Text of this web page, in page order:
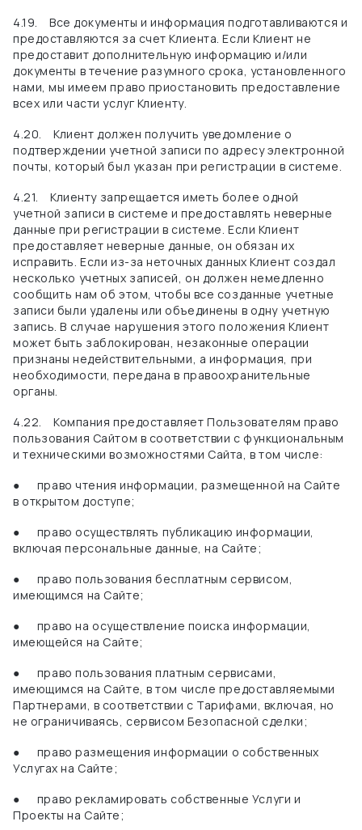
4.19.
Все документы и информация подготавливаются и
предоставляются за счет Клиента. Если Клиент не
предоставит дополнительную информацию и/или
документы в течение разумного срока, установленного
нами, мы имеем право приостановить предоставление
всех или части услуг Клиенту.
4.20.
Клиент должен получить уведомление о
подтверждении учетной записи по адресу электронной
почты, который был указан при регистрации в системе.
4.21.
Клиенту запрещается иметь более одной
учетной записи в системе и предоставлять неверные
данные при регистрации в системе. Если Клиент
предоставляет неверные данные, он обязан их
исправить. Если из-за неточных данных Клиент создал
несколько учетных записей, он должен немедленно
сообщить нам об этом, чтобы все созданные учетные
записи были удалены или объединены в одну учетную
запись. В случае нарушения этого положения Клиент
может быть заблокирован, незаконные операции
признаны недействительными, а информация, при
необходимости, передана в правоохранительные
органы.
4.22.
Компания предоставляет Пользователям право
пользования Сайтом в соответствии с функциональным
и техническими возможностями Сайта, в том числе:
●
право чтения информации, размещенной на Сайте
в открытом доступе;
●
право осуществлять публикацию информации,
включая персональные данные, на Сайте;
●
право пользования бесплатным сервисом,
имеющимся на Сайте;
●
право на осуществление поиска информации,
имеющейся на Сайте;
●
право пользования платным сервисами,
имеющимся на Сайте, в том числе предоставляемыми
Партнерами, в соответствии с Тарифами, включая, но
не ограничиваясь, сервисом Безопасной сделки;
●
право размещения информации о собственных
Услугах на Сайте;
●
право рекламировать собственные Услуги и
Проекты на Сайте;